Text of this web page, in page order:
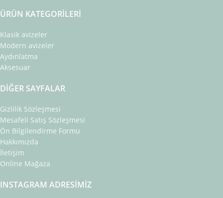
ÜRÜN KATEGORILERI
Klasik avizeler
Modern avizeler
Aydınlatma
Aksesuar
DIĞER SAYFALAR
Gizlilik Sözleşmesi
Mesafeli Satış Sözleşmesi
Ön Bilgilendirme Formu
Hakkımızda
İletişim
Online Mağaza
INSTAGRAM ADRESIMIZ